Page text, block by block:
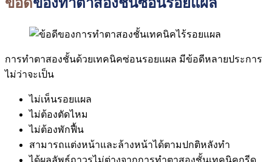
ข้อดีของทำตาสองชั้นซ่อนรอยแผล
การทำตาสองชั้นด้วยเทคนิคซ่อนรอยแผล มีข้อดีหลายประการ
ไม่ว่าจะเป็น
ไม่เห็นรอยแผล
ไม่ต้องตัดไหม
ไม่ต้องพักฟื้น
สามารถแต่งหน้าและล้างหน้าได้ตามปกติหลังทำ